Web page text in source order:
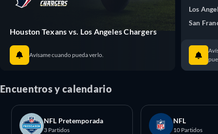
Houston Texans vs. Los Angeles Chargers
Avísame cuando pueda verlo.
Los
San
Encuentros y calendario
NFL Pretemporada
3 Partidos
NFL
10 Partidos